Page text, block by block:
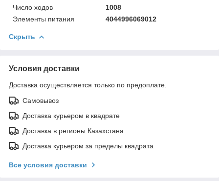
Число ходов
1008
Элементы питания
4044996069012
Скрыть
Условия доставки
Доставка осуществляется только по предоплате.
Самовывоз
Доставка курьером в квадрате
Доставка в регионы Казахстана
Доставка курьером за пределы квадрата
Все условия доставки